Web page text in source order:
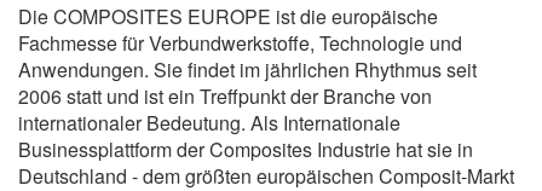
Die COMPOSITES EUROPE ist die europäische
Fachmesse für Verbundwerkstoffe, Technologie und
Anwendungen. Sie findet im jährlichen Rhythmus seit
2006 statt und ist ein Treffpunkt der Branche von
internationaler Bedeutung. Als Internationale
Businessplattform der Composites Industrie hat sie in
Deutschland - dem größten europäischen Composit-Markt